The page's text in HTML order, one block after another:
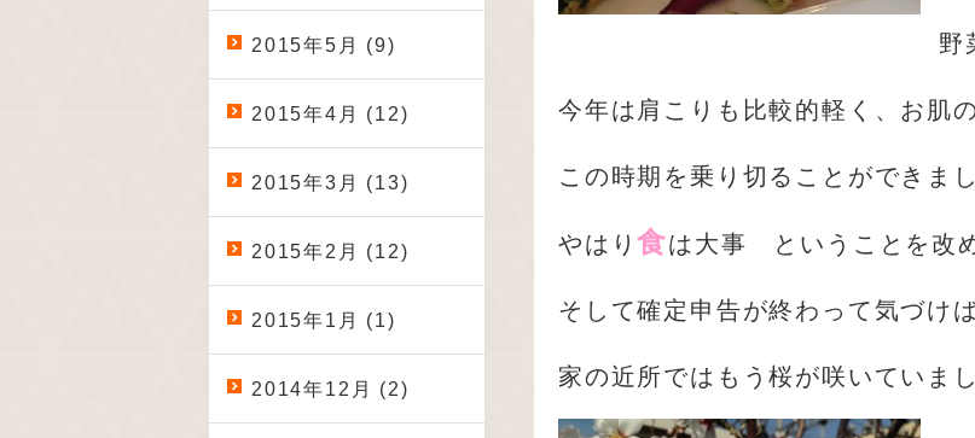
野
今年は肩こりも比較的軽く、お肌
この時期を乗り切ることができま
やはり食は大事 ということを改
そして確定申告が終わって気づけ
家の近所ではもう桜が咲いていま
2015年5月 (9)
2015年4月 (12)
2015年3月 (13)
2015年2月 (12)
2015年1月 (1)
2014年12月 (2)